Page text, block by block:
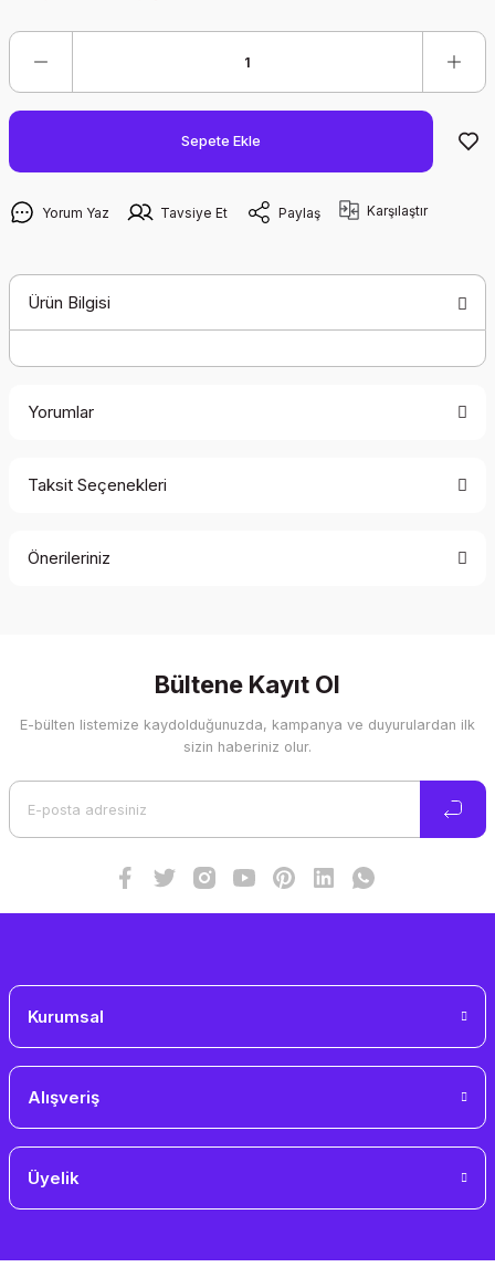
Sepete Ekle
Yorum Yaz Tavsiye Et Paylaş Karşılaştır
Ürün Bilgisi
Yorumlar
Taksit Seçenekleri
Önerileriniz
Görüş ve önerileriniz için teşekkür ederiz.
Ürün resmi kalitesiz, bozuk veya görüntülenemiyor.
Bültene Kayıt Ol
E-bülten listemize kaydolduğunuzda, kampanya ve duyurulardan ilk
sizin haberiniz olur.
Kurumsal
Alışveriş
Üyelik